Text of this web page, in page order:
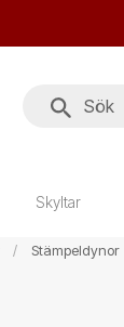
Skyltar
Stämpeldynor